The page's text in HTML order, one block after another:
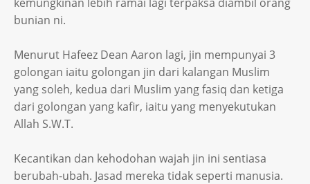
bunian ni.
Menurut Hafeez Dean Aaron lagi, jin mempunyai 3
golongan iaitu golongan jin dari kalangan Muslim
yang soleh, kedua dari Muslim yang fasiq dan ketiga
dari golongan yang kafir, iaitu yang menyekutukan
Allah S.W.T.
Kecantikan dan kehodohan wajah jin ini sentiasa
berubah-ubah. Jasad mereka tidak seperti manusia.